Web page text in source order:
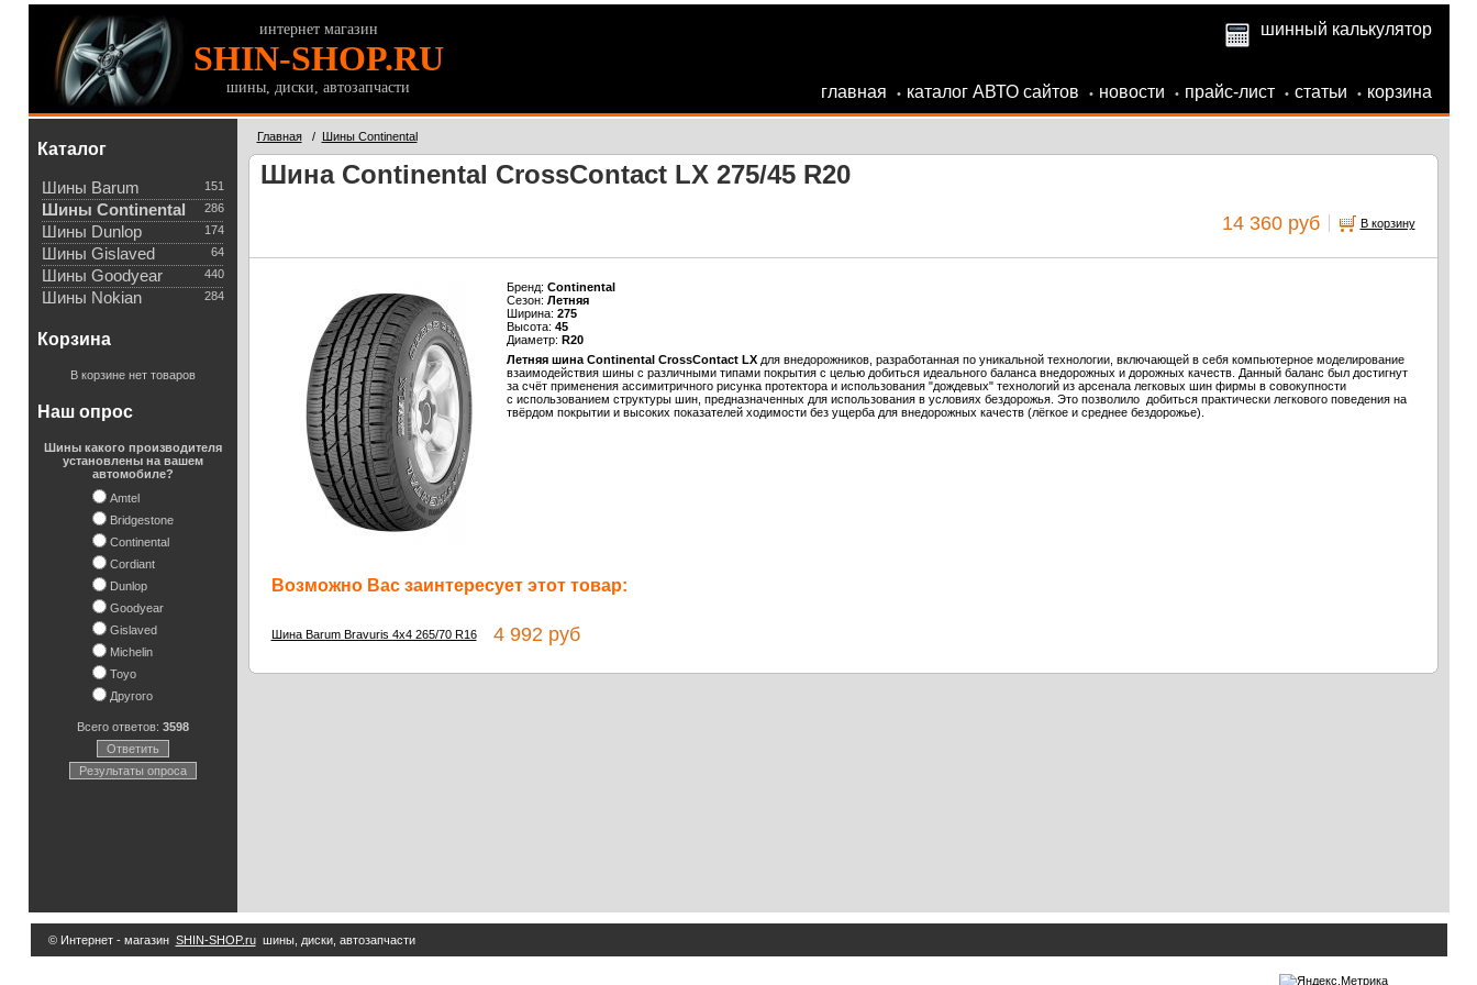
интернет магазин
SHIN-SHOP.RU
шины, диски, автозапчасти
шинный калькулятор
главная • каталог АВТО сайтов • новости • прайс-лист • статьи • корзина
Каталог
151
Шины Barum
286
Шины Continental
174
Шины Dunlop
64
Шины Gislaved
440
Шины Goodyear
284
Шины Nokian
Корзина
В корзине нет товаров
Наш опрос
Шины какого производителя
установлены на вашем
автомобиле?
Amtel
Bridgestone
Continental
Cordiant
Dunlop
Goodyear
Gislaved
Michelin
Toyo
Другого
Всего ответов: 3598
Ответить
Результаты опроса
Главная/ Шины Continental
Шина Continental CrossContact LX 275/45 R20
14 360 руб В корзину
Бренд: Continental
Сезон: Летняя
Ширина: 275
Высота: 45
Диаметр: R20
Летняя шина Continental CrossContact LXдля внедорожников, разработанная по уникальной технологии, включающей в себя компьютерное моделирование
взаимодействия шины с различными типами покрытия с целью добиться идеального баланса внедорожных и дорожных качеств. Данный баланс был достигнут
за счёт применения ассимитричного рисунка протектора и использования "дождевых" технологий из арсенала легковых шин фирмы в совокупности
с использованием структуры шин, предназначенных для использования в условиях бездорожья. Это позволило добиться практически легкового поведения на
твёрдом покрытии и высоких показателей ходимости без ущерба для внедорожных качеств (лёгкое и среднее бездорожье).
Возможно Вас заинтересует этот товар:
Шина Barum Bravuris 4x4 265/70 R164 992 руб
© Интернет - магазин SHIN-SHOP.ruшины, диски, автозапчасти